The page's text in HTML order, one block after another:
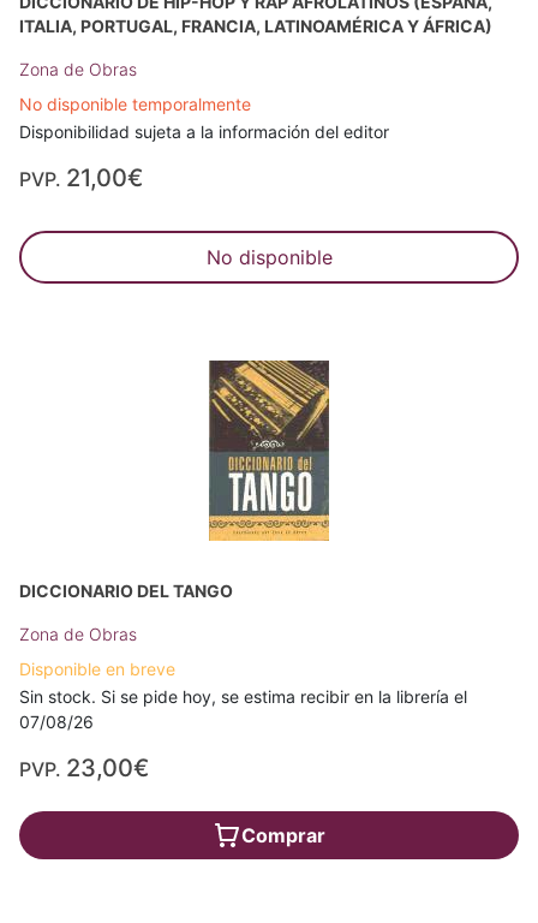
ITALIA, PORTUGAL, FRANCIA, LATINOAMÉRICA Y ÁFRICA)
Zona de Obras
No disponible temporalmente
Disponibilidad sujeta a la información del editor
PVP. 21,00€
No disponible
DICCIONARIO DEL TANGO
Zona de Obras
Disponible en breve
Sin stock. Si se pide hoy, se estima recibir en la librería el
07/08/26
PVP. 23,00€
Comprar